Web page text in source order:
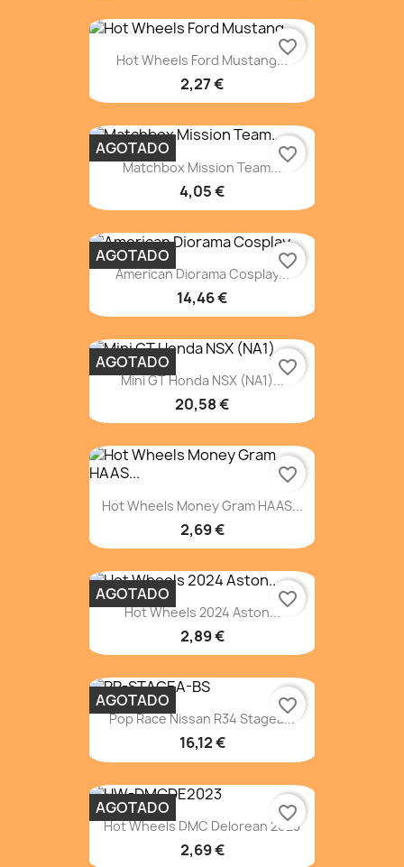
Hot Wheels Ford Mustang...
2,27 €
favorite_border
Matchbox Mission Team...
4,05 €
AGOTADO favorite_border
American Diorama Cosplay...
14,46 €
AGOTADO favorite_border
Mini GT Honda NSX (NA1)...
20,58 €
AGOTADO favorite_border
Hot Wheels Money Gram HAAS...
2,69 €
favorite_border
Hot Wheels 2024 Aston...
2,89 €
AGOTADO favorite_border
Pop Race Nissan R34 Stagea...
16,12 €
AGOTADO favorite_border
Hot Wheels DMC Delorean 2023
2,69 €
AGOTADO favorite_border